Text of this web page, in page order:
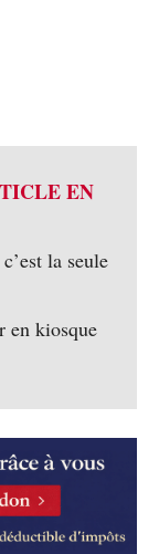
EN
la seule
en kiosque